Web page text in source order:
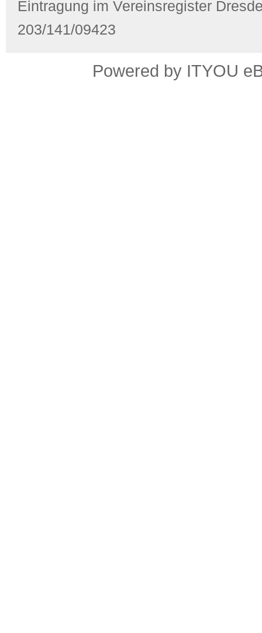
Eintragung im Vereinsregister
203/141/09423
Powered by ITYOU